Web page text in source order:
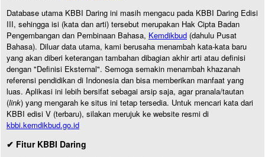
Database utama KBBI Daring ini masih mengacu pada KBBI Daring Edisi
III, sehingga isi (kata dan arti) tersebut merupakan Hak Cipta Badan
Pengembangan dan Pembinaan Bahasa, Kemdikbud (dahulu Pusat
Bahasa). Diluar data utama, kami berusaha menambah kata-kata baru
yang akan diberi keterangan tambahan dibagian akhir arti atau definisi
dengan "Definisi Eksternal". Semoga semakin menambah khazanah
referensi pendidikan di Indonesia dan bisa memberikan manfaat yang
luas. Aplikasi ini lebih bersifat sebagai arsip saja, agar pranala/tautan
(link) yang mengarah ke situs ini tetap tersedia. Untuk mencari kata dari
KBBI edisi V (terbaru), silakan merujuk ke website resmi di
kbbi.kemdikbud.go.id
✔ Fitur KBBI Daring